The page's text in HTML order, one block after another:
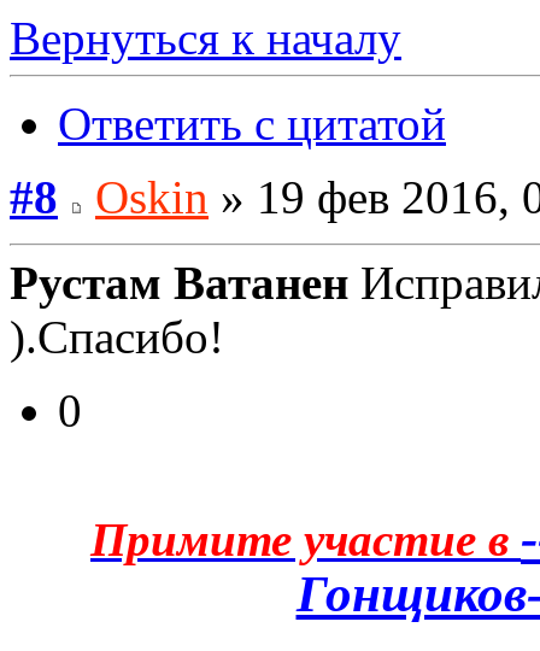
Вернуться к началу
Ответить с цитатой
#8
Oskin » 19 фев 2016,
Рустам Ватанен
).Спасибо!
0
Примите участие в